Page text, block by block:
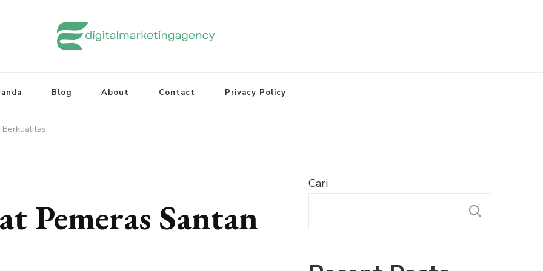
Blog About Contact Privacy Policy
Pemeras Santan
Cari